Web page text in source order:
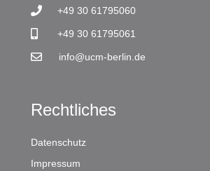
+49 30 61795060
+49 30 61795061
info@ucm-berlin.de
Rechtliches
Datenschutz
Impressum